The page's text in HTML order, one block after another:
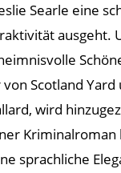
Searle eine
ausgeht.
Scotland
wird
Kriminalroman
sprachliche